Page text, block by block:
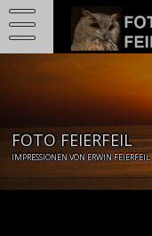
Skip
to
content
FOTO FEIERFEIL
IMPRESSIONEN VON ERWIN FEIERFEIL